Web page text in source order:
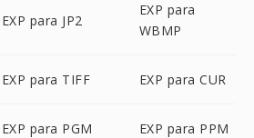
EXP para JP2
EXP para
WBMP
EXP para TIFF EXP para CUR
EXP para PGM EXP para PPM